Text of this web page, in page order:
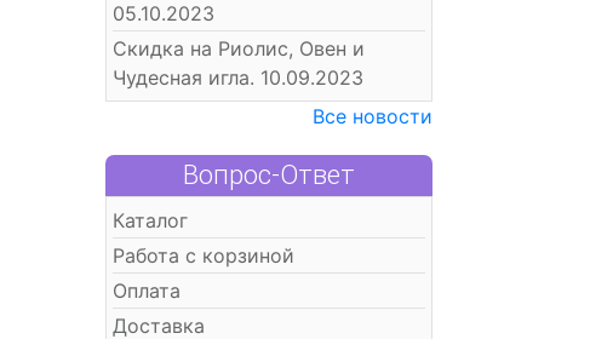
05.10.2023
Скидка на Риолис, Овен и
Чудесная игла. 10.09.2023
Все новости
Вопрос-Ответ
Каталог
Работа с корзиной
Оплата
Доставка